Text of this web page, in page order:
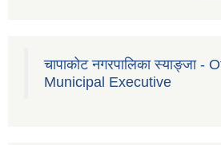
चापाकोट नगरपालिका स्याङ्जा -
Municipal Executive